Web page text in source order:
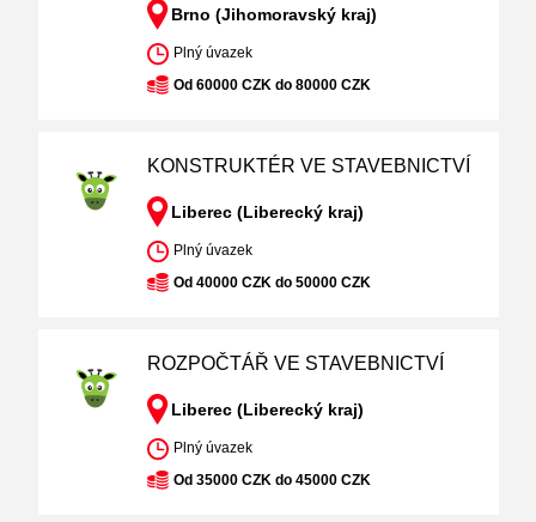
Brno (Jihomoravský kraj)
Plný úvazek
Od 60000 CZK do 80000 CZK
KONSTRUKTÉR VE STAVEBNICTVÍ
Liberec (Liberecký kraj)
Plný úvazek
Od 40000 CZK do 50000 CZK
ROZPOČTÁŘ VE STAVEBNICTVÍ
Liberec (Liberecký kraj)
Plný úvazek
Od 35000 CZK do 45000 CZK